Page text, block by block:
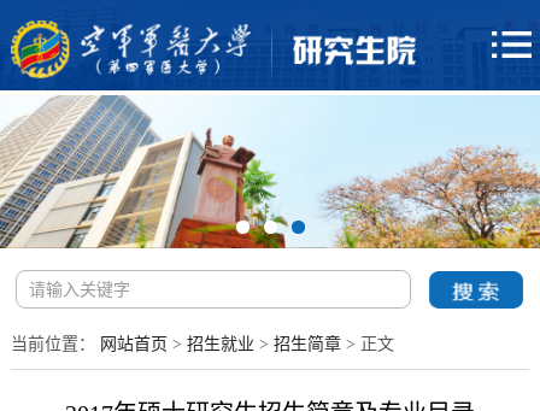
当前位置： 网站首页 > 招生就业 > 招生简章> 正文